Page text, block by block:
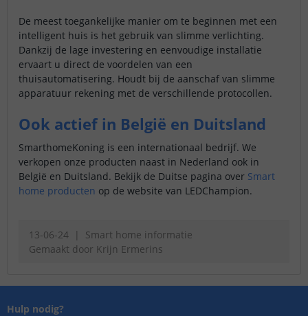
De meest toegankelijke manier om te beginnen met een
intelligent huis is het gebruik van slimme verlichting.
Dankzij de lage investering en eenvoudige installatie
ervaart u direct de voordelen van een
thuisautomatisering. Houdt bij de aanschaf van slimme
apparatuur rekening met de verschillende protocollen.
Ook actief in België en Duitsland
SmarthomeKoning is een internationaal bedrijf. We
verkopen onze producten naast in Nederland ook in
België en Duitsland. Bekijk de Duitse pagina over Smart
home producten op de website van LEDChampion.
13-06-24
Smart home informatie
Gemaakt door Krijn Ermerins
Hulp nodig?